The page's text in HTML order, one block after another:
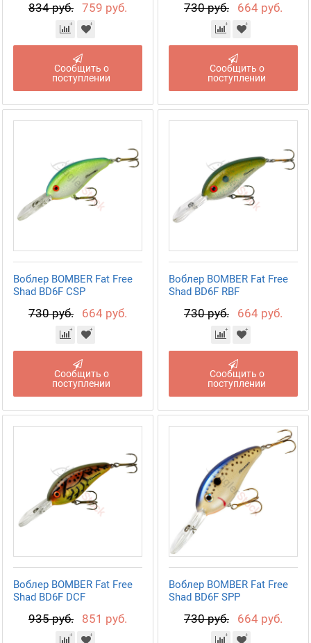
834 руб. 759 руб.
Сообщить о
поступлении
730 руб. 664 руб.
Сообщить о
поступлении
Воблер BOMBER Fat Free
Shad BD6F CSP
730 руб. 664 руб.
Сообщить о
поступлении
Воблер BOMBER Fat Free
Shad BD6F RBF
730 руб. 664 руб.
Сообщить о
поступлении
Воблер BOMBER Fat Free
Shad BD6F DCF
935 руб. 851 руб.
Воблер BOMBER Fat Free
Shad BD6F SPP
730 руб. 664 руб.